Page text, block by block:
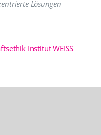
Lösungen
Institut WEISS